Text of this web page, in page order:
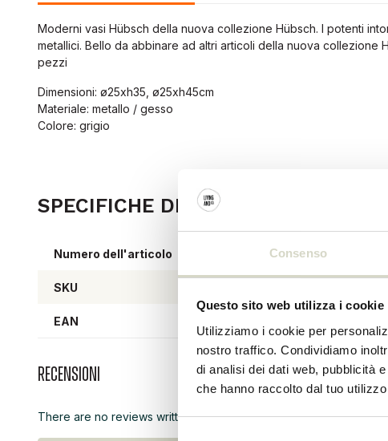
Consenso
Questo sito web utilizza i cookie
Utilizziamo i cookie per
nostro traffico. Condividiamo
di analisi dei dati web, pubblicità
che hanno raccolto dal tuo
Moderni vasi Hübsch della nuova collezione Hübsch. I potenti
metallici. Bello da abbinare ad altri articoli della nuova collezione
pezzi
Dimensioni: ø25xh35, ø25xh45cm
Materiale: metallo / gesso
Colore: grigio
SPECIFICHE DEL PRODOTTO
Numero dell'articolo 990903
SKU
EAN
Recensioni
There are no reviews written yet about this product..